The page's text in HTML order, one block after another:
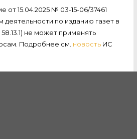
от 15.04.2025 № 03-15-06/37461
деятельности по изданию газет в
не может применять
Подробнее см. новостьИС